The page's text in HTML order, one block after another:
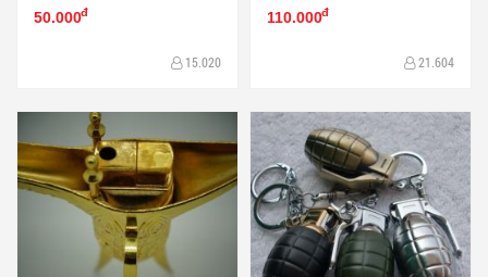
50.000đ
15.020
110.000đ
21.604